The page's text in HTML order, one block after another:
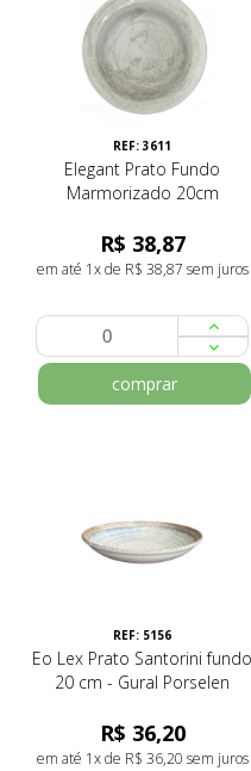
REF: 3611
Elegant Prato Fundo
Marmorizado 20cm
R$ 38,87
em até 1x de R$ 38,87 sem juros
comprar
REF: 5156
Eo Lex Prato Santorini fundo
20 cm - Gural Porselen
R$ 36,20
em até 1x de R$ 36,20 sem juros